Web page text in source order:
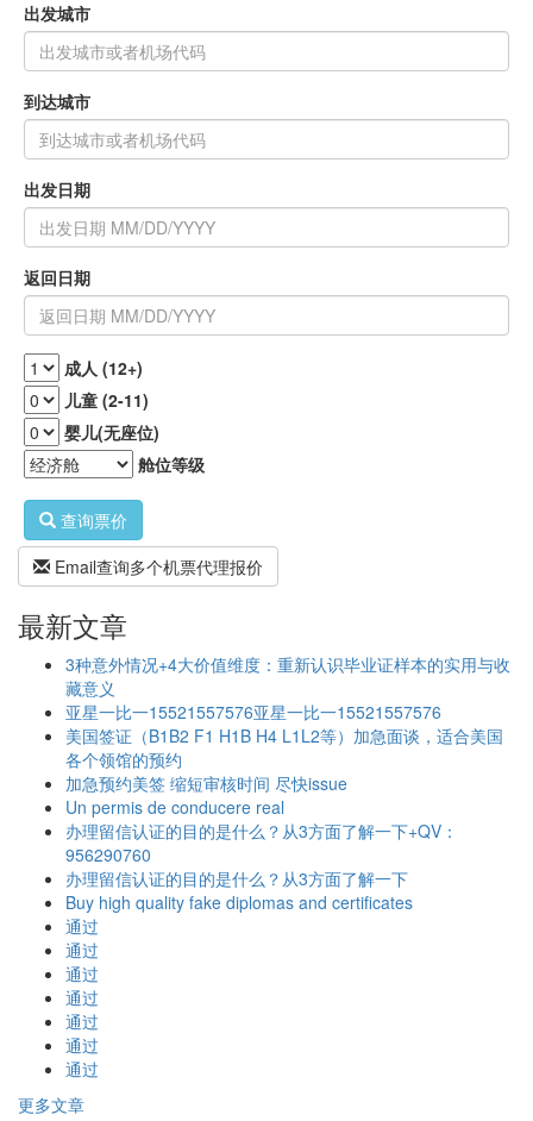
出发城市
到达城市
出发日期
返回日期
成人 (12+)
儿童 (2-11)
婴儿(无座位)
舱位等级
查询票价
Email查询多个机票代理报价
最新文章
3种意外情况+4大价值维度：重新认识毕业证样本的实用与收
藏意义
亚星一比一15521557576亚星一比一15521557576
美国签证（B1B2 F1 H1B H4 L1L2等）加急面谈，适合美国
各个领馆的预约
加急预约美签 缩短审核时间 尽快issue
Un permis de conducere real
办理留信认证的目的是什么？从3方面了解一下+QV：
956290760
办理留信认证的目的是什么？从3方面了解一下
Buy high quality fake diplomas and certificates
通过
通过
通过
通过
通过
通过
通过
更多文章